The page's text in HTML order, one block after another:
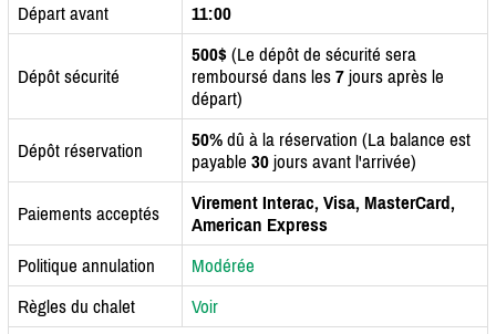
Départ avant
11:00
Dépôt sécurité
500$ (Le dépôt de sécurité sera
remboursé dans les 7 jours après le
départ)
Dépôt réservation 50% dû à la réservation (La balance est
payable 30 jours avant l'arrivée)
Paiements acceptés
Virement Interac, Visa, MasterCard,
American Express
Politique annulation
Modérée
Règles du chalet
Voir